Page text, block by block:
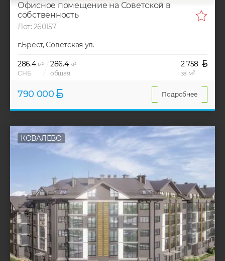
Офисное помещение на Советской в
собственность
Лот: 260157
г.Брест, Советская ул.
286.4 м²
СНБ
286.4 м²
общая
2 758
за м²
790 000 Подробнее
КОВАЛЕВО